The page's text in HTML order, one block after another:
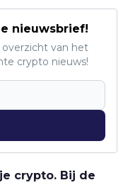
nieuwsbrief!
van het
crypto nieuws!
crypto. Bij de